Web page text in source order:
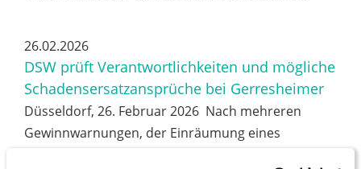
26.02.2026
DSW prüft Verantwortlichkeiten und mögliche
Schadensersatzansprüche bei Gerresheimer
Düsseldorf, 26. Februar 2026 Nach mehreren
Gewinnwarnungen, der Einräumung eines